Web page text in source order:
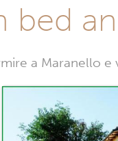
bed
a Maranello e